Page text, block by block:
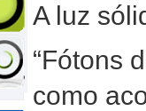
A luz
“Fótons
como